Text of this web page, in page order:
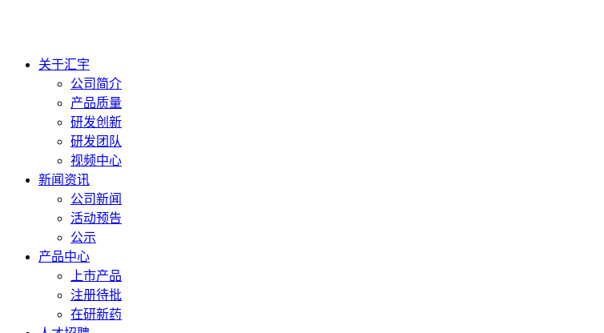
关于汇宇
公司简介
产品质量
研发创新
研发团队
视频中心
新闻资讯
公司新闻
活动预告
公示
产品中心
上市产品
注册待批
在研新药